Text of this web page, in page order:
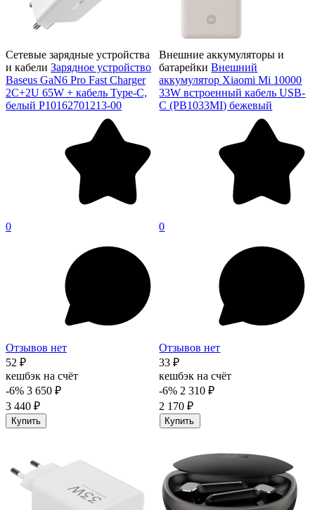
Сетевые зарядные устройства
и кабели Зарядное устройство
Baseus GaN6 Pro Fast Charger
2C+2U 65W + кабель Type-C,
белый P10162701213-00
0
Отзывов нет
52 ₽
кешбэк на счёт
-6% 3 650 ₽
3 440 ₽
Купить
Внешние аккумуляторы и
батарейки Внешний
аккумулятор Xiaomi Mi 10000
33W встроенный кабель USB-
C (PB1033MI) бежевый
0
Отзывов нет
33 ₽
кешбэк на счёт
-6% 2 310 ₽
2 170 ₽
Купить